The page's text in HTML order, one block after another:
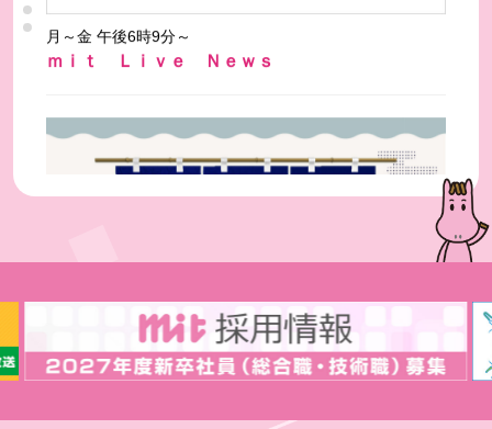
毎週土曜 夕方6時30分～放送
山・海・漬